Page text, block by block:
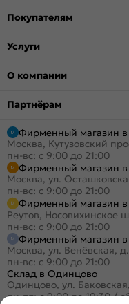
Покупателям
Услуги
О компании
Партнёрам
Фирменный магазин в
Москва, Кутузовский
пн-вс: с 9:00 до 21:00
Фирменный магазин
Москва, ул.
пн-вс: с 9:00 до 21:00
Фирменный магазин в
Реутов, Носовихинское
пн-вс: с 9:00 до 21:00
Фирменный магазин в
Москва, ул. Венёвская,
пн-вс: с 9:00 до 21:00
Склад в Одинцово
Одинцово, ул.
пн-пт: с 9:00 до 19:30/